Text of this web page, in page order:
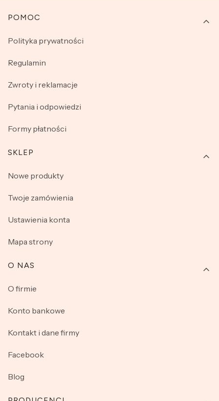
Linki w stopce
POMOC
Polityka prywatności
Regulamin
Zwroty i reklamacje
Pytania i odpowiedzi
Formy płatności
SKLEP
Nowe produkty
Twoje zamówienia
Ustawienia konta
Mapa strony
O NAS
O firmie
Konto bankowe
Kontakt i dane firmy
Facebook
Blog